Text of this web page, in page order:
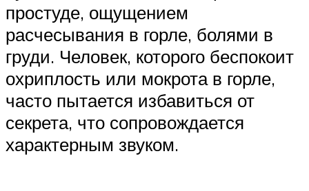
простуде, ощущением
расчесывания в горле, болями в
груди. Человек, которого беспокоит
охриплость или мокрота в горле,
часто пытается избавиться от
секрета, что сопровождается
характерным звуком.